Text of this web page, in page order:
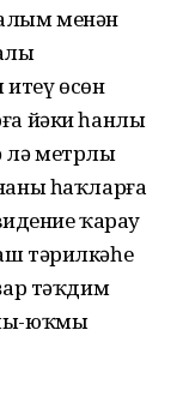
менән
өсөн
йәки һанлы
лә метрлы
һаҡларға
ҡарау
тәрилкәһе
тәҡдим
юҡмы